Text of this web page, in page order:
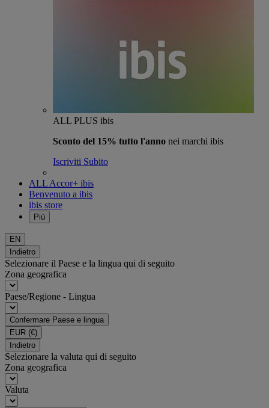
ALL PLUS ibis
Sconto del 15% tutto l'anno nei marchi ibis
Iscriviti Subito
ALL Accor+ ibis
Benvenuto a ibis
ibis store
Più
EN
Indietro
Selezionare il Paese e la lingua qui di seguito
Zona geografica
Paese/Regione - Lingua
Confermare Paese e lingua
EUR (€)
Indietro
Selezionare la valuta qui di seguito
Zona geografica
Valuta